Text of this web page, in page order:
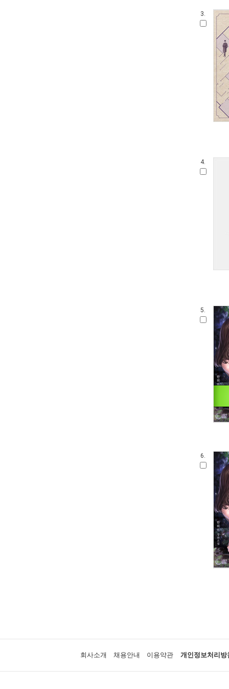
3.
4.
5.
6.
회사소개 채용안내 이용약관 개인정보처리방